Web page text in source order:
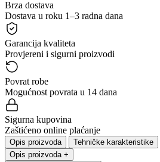
Brza dostava
Dostava u roku 1–3 radna dana
Garancija kvaliteta
Provjereni i sigurni proizvodi
Povrat robe
Mogućnost povrata u 14 dana
Sigurna kupovina
Zaštićeno online plaćanje
Opis proizvoda
Tehničke karakteristike
Opis proizvoda +